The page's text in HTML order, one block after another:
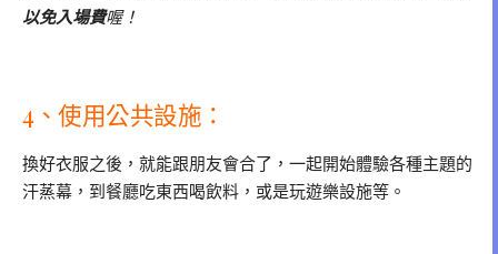
以免入場費喔！
4、使用公共設施：
換好衣服之後，就能跟朋友會合了，一起開始體驗各種主題的
汗蒸幕，到餐廳吃東西喝飲料，或是玩遊樂設施等。